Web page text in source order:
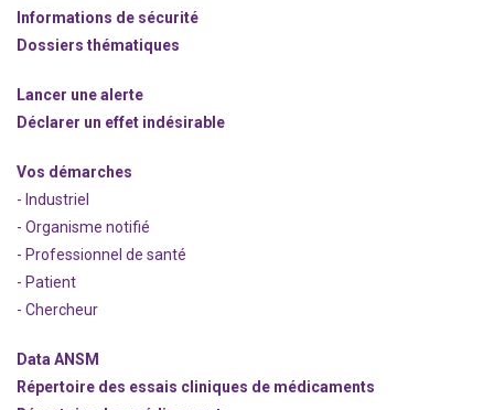
Informations de sécurité
Dossiers thématiques
Lancer une alerte
Déclarer un effet indésirable
Vos démarches
- Industriel
- Organisme notifié
- Professionnel de santé
- Patient
- Chercheur
Data ANSM
Répertoire des essais cliniques de médicaments